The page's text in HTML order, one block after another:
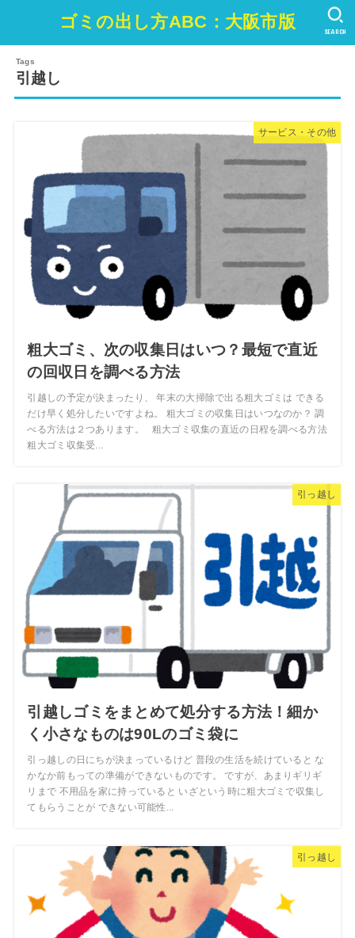
ゴミの出し方ABC：大阪市版 SEARCH
引越し
サービス・その他
粗大ゴミ、次の収集日はいつ？最短で直近
の回収日を調べる方法
引越しの予定が決まったり、 年末の大掃除で出る粗大ゴミは できる
だけ早く処分したいですよね。 粗大ゴミの収集日はいつなのか？ 調
べる方法は２つあります。 粗大ゴミ収集の直近の日程を調べる方法
粗大ゴミ収集受...
引っ越し
引越しゴミをまとめて処分する方法！細か
く小さなものは90Lのゴミ袋に
引っ越しの日にちが決まっているけど 普段の生活を続けていると な
かなか前もっての準備ができないものです。 ですが、あまりギリギ
リまで 不用品を家に持っていると いざという時に粗大ゴミで収集し
てもらうことが できない可能性...
引っ越し